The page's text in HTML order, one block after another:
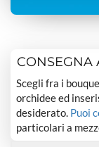
CONSEGNA
Scegli fra i
orchidee ed
desiderato. Puoi
particolari a